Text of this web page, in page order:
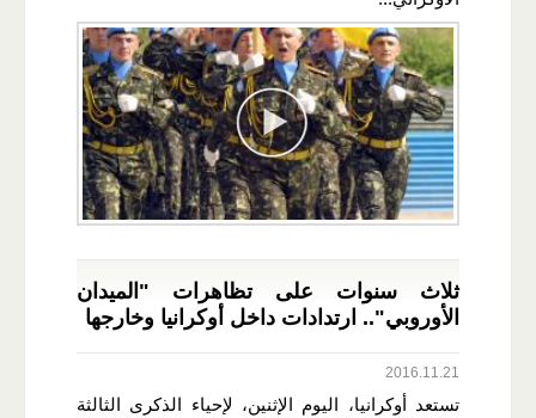
ثلاث سنوات على تظاهرات "الميدان
الأوروبي".. ارتدادات داخل أوكرانيا وخارجها
2016.11.21
تستعد أوكرانيا، اليوم الإثنين، لإحياء الذكرى الثالثة